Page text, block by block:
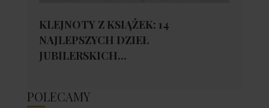
KLEJNOTY Z KSIĄŻEK: 14
NAJLEPSZYCH DZIEŁ
JUBILERSKICH...
POLECAMY